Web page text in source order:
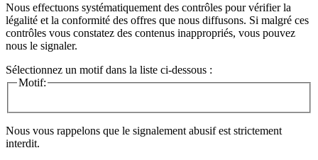
Nous effectuons systématiquement des contrôles pour vérifier la
légalité et la conformité des offres que nous diffusons. Si malgré ces
contrôles vous constatez des contenus inappropriés, vous pouvez
nous le signaler.
Sélectionnez un motif dans la liste ci-dessous :
Motif:
Nous vous rappelons que le signalement abusif est strictement
interdit.